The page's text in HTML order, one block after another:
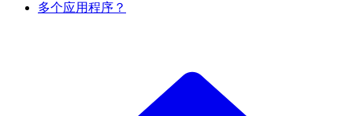
多个应用程序？